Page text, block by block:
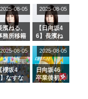
濱ねる、
務所移籍
を発表
2025-08-05
【日向坂4
6】長濱ね
ら移籍しフ
ラーム所属
に。これで
事務所に所
属している
2025-08-05
櫻坂4
なすな
2025-08-05
日向坂46
卒業後初共
2025-08-05